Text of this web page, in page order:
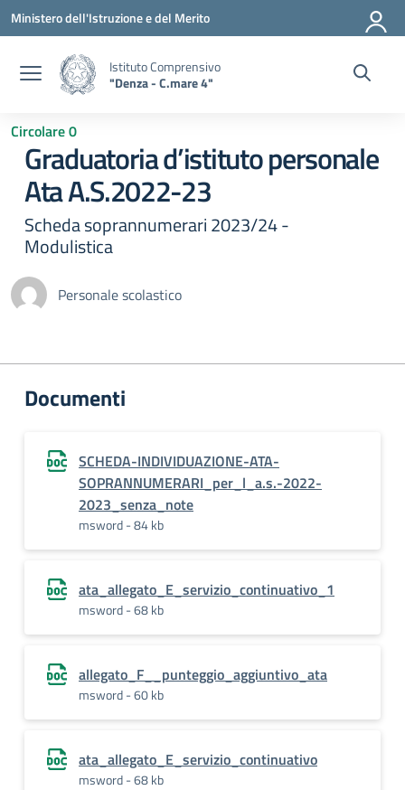
Vai ai contenuti
Vai al menu di navigazione
Vai al footer
Ministero dell'Istruzione e del Merito
Istituto Comprensivo
"Denza - C.mare 4"
Circolare 0
Graduatoria d’istituto personale
Ata A.S.2022-23
Scheda soprannumerari 2023/24 -
Modulistica
Personale scolastico
Documenti
SCHEDA-INDIVIDUAZIONE-ATA-
SOPRANNUMERARI_per_l_a.s.-2022-
2023_senza_note
msword - 84 kb
ata_allegato_E_servizio_continuativo_1
msword - 68 kb
allegato_F__punteggio_aggiuntivo_ata
msword - 60 kb
ata_allegato_E_servizio_continuativo
msword - 68 kb